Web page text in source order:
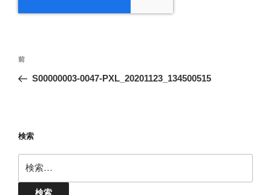
投
ナ
ー
シ
ョ
ン
前
の
前
S00000003-0047-PXL_20201123_134500515
検索
索: